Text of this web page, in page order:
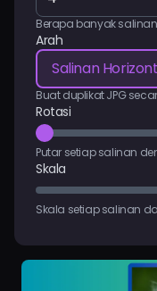
Berapa banyak
Arah
Salinan
Buat duplikat JPG
Rotasi
Putar setiap salinan
Skala
Skala setiap salinan